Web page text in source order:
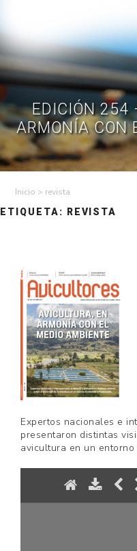
Contáctenos
Regístrese –
avicultores
content
EDICIÓN 254
ARMONÍA CON
> revista
ETIQUETA:
REVISTA
Expertos nacionales e
presentaron distintas
avicultura en un